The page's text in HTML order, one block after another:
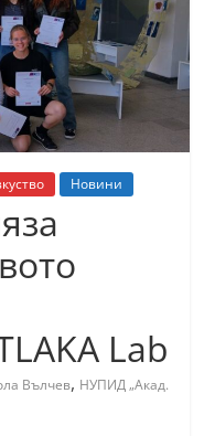
Новини
Lab
Вълчев, НУПИД „Акад.